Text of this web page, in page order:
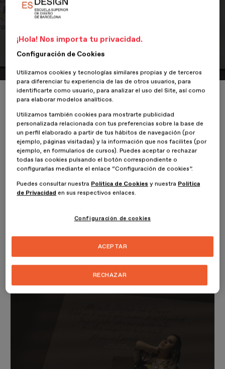
Portfolio
Prohibido y al oído
Inicio ESDESIGNERS Prohibido y al oído
24 Marzo 2021Ana Karen Álvares
Prohibido y al oído es una empresa de entretenimiento mexicana
encargada de planificar y gestionar espectáculos inmersivos de
poesía, música y danza. En una sociedad cada vez más acelerada y
Prohibido y al oído una oportunidad para dar rienda suelta a todos
¡Hola! Nos importa tu privacidad.
Configuración de Cookies
Utilizamos cookies y tecnologías similares propias y de terceros
para diferenciar tu experiencia de las de otros usuarios, para
identificarte como usuario, para analizar el uso del Site, así como
para elaborar modelos analíticos.
Utilizamos también cookies para mostrarte publicidad
personalizada relacionada con tus preferencias sobre la base de
un perfil elaborado a partir de tus hábitos de navegación (por
ejemplo, páginas visitadas) y la información que nos facilites (por
ejemplo, en formularios de cursos). Puedes aceptar o rechazar
todas las cookies pulsando el botón correspondiente o
configurarlas mediante el enlace “Configuración de cookies”.
Puedes consultar nuestra Política de Cookies y nuestra Política
de Privacidad en sus respectivos enlaces.
Configuración de cookies
RECHAZAR
ACEPTAR